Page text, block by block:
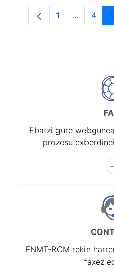
Orrialdea
1 ... 4 5
Ebatzi gure
prozesu
FNMT-RCM rekin
faxez